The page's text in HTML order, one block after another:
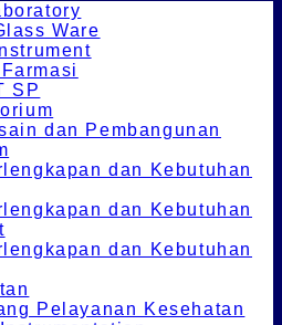
Ware
SP
dan Pembangunan
dan Kebutuhan
dan Kebutuhan
dan Kebutuhan
Pelayanan Kesehatan